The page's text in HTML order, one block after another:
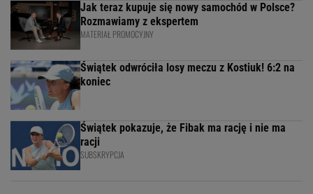
Jak teraz kupuje się nowy samochód w Polsce?
Rozmawiamy z ekspertem
MATERIAŁ PROMOCYJNY
Świątek odwróciła losy meczu z Kostiuk! 6:2 na
koniec
Świątek pokazuje, że Fibak ma rację i nie ma
racji
SUBSKRYPCJA